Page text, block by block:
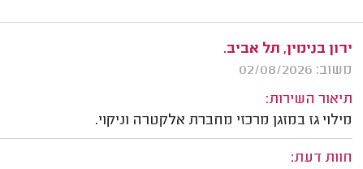
ירון בנימין, תל אביב.
משוב: 02/08/2026
תיאור השירות:
מילוי גז במזגן מרכזי מחברת אלקטרה וניקוי.
חוות דעת: